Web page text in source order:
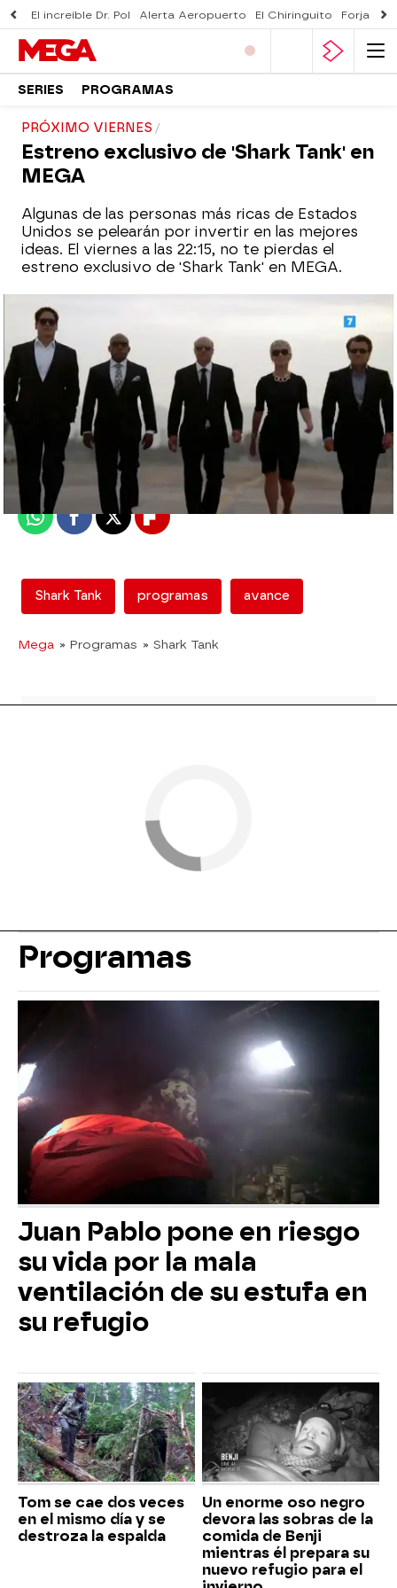
El increíble Dr. Pol Alerta Aeropuerto El Chiringuito Forjado
SERIES PROGRAMAS
PRÓXIMO VIERNES
Estreno exclusivo de 'Shark Tank' en
MEGA
Algunas de las personas más ricas de Estados
Unidos se pelearán por invertir en las mejores
ideas. El viernes a las 22:15, no te pierdas el
estreno exclusivo de 'Shark Tank' en MEGA.
Madrid
Publicado: 08 de febrero de 2018, 14:19
WhatsappFacebook
X Flipboard
Shark Tank programas avance
Mega » Programas » Shark Tank
Programas
Juan Pablo pone en riesgo
su vida por la mala
ventilación de su estufa en
su refugio
Tom se cae dos veces
en el mismo día y se
destroza la espalda
Un enorme oso negro
devora las sobras de la
comida de Benji
mientras él prepara su
nuevo refugio para el